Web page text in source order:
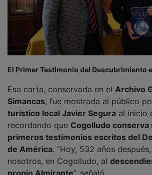
Simancas , fue mostrada al público
turístico local Javier Seguraal inicio
recordando queCogolludo conserva
primeros testimonios escritos del
de América. “Hoy, 532 años
nosotros, en Cogolludo, al
propio Almirante”, señaló.